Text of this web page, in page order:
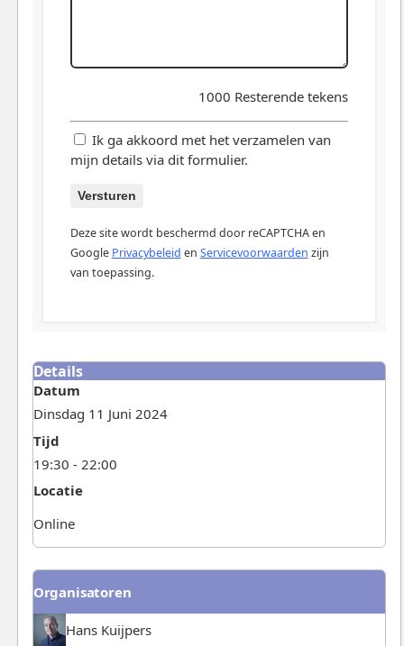
1000 Resterende tekens
Ik ga akkoord met het verzamelen van
mijn details via dit formulier.
Versturen
Deze site wordt beschermd door reCAPTCHA en
Google Privacybeleid en Servicevoorwaarden zijn
van toepassing.
Details
Datum
Dinsdag 11 Juni 2024
Tijd
19:30 - 22:00
Locatie
Online
Organisatoren
Hans Kuijpers